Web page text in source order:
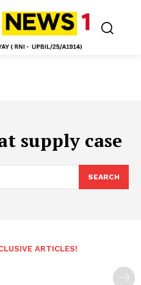
supply case
SEARCH
ARTICLES!